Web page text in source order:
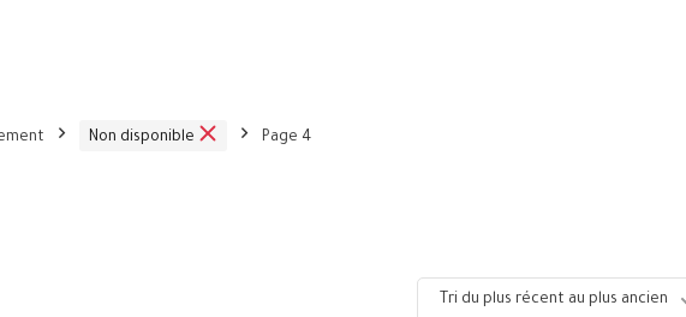
Non disponible Page 4
Tri du plus récent au plus ancien